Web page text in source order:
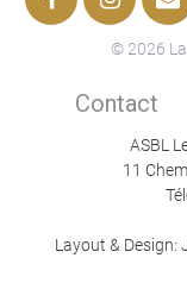
© 2026
Contact
ASBL
11
Layout & Design: